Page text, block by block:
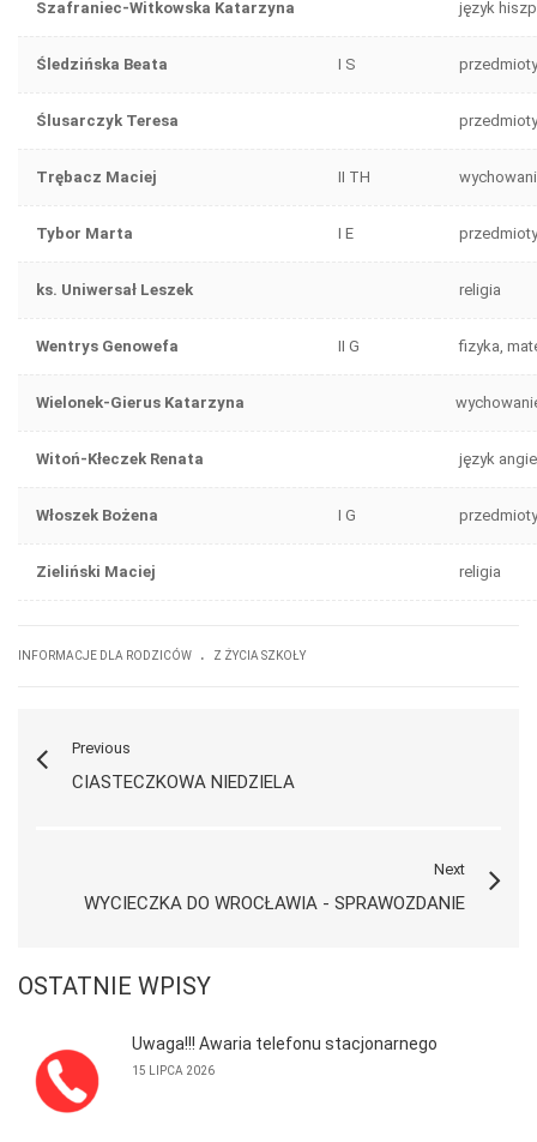
Szafraniec-Witkowska Katarzyna język
Śledzińska Beata I S
Ślusarczyk Teresa
Trębacz Maciej II TH
Tybor Marta I E
ks. Uniwersał Leszek religia
Wentrys Genowefa II G fizyka,
Wielonek-Gierus Katarzyna
Witoń-Kłeczek Renata język
Włoszek Bożena I G
Zieliński Maciej religia
INFORMACJE DLA RODZICÓW . Z ŻYCIA SZKOŁY
Previous
CIASTECZKOWA NIEDZIELA
Next
WYCIECZKA DO WROCŁAWIA - SPRAWOZDANIE
OSTATNIE WPISY
Uwaga!!! Awaria telefonu stacjonarnego
15 LIPCA 2026